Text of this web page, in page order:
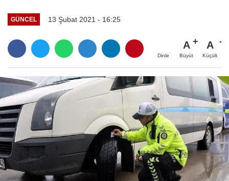
GÜNCEL 13 Şubat 2021 - 16:25
Dinle
A
Büyüt
A
Küçült